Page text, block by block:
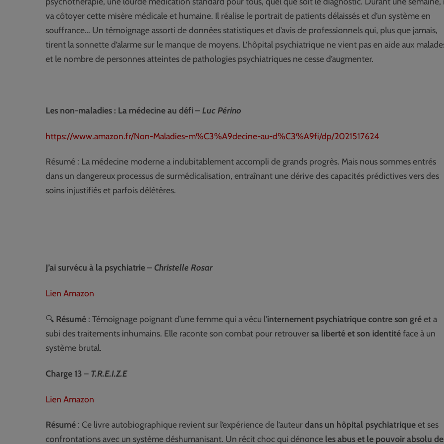
va côtoyer cette misère médicale et humaine. Il réalise le portrait de patients délaissés et d’un système en
souffrance… Un témoignage assorti de données statistiques et d’avis de professionnels qui, plus que jamais,
tirent la sonnette d’alarme sur le manque de moyens. L’hôpital psychiatrique ne vient pas en aide aux
et le nombre de personnes atteintes de pathologies psychiatriques ne cesse d’augmenter.
Les non-maladies : La médecine au défi –Luc Périno
https://www.amazon.fr/Non-Maladies-m%C3%A9decine-au-d%C3%A9fi/dp/2021517624
Résumé : La médecine moderne a indubitablement accompli de grands progrès. Mais nous sommes entrés
dans un dangereux processus de surmédicalisation, entraînant une dérive des capacités prédictives vers des
soins injustifiés et parfois délétères.
J’ai survécu à la psychiatrie – Christelle Rosar
Lien Amazon
🔍 Résumé : Témoignage poignant d’une femme qui a vécu l’internement psychiatrique contre son gréet a
subi des traitements inhumains. Elle raconte son combat pour retrouversa liberté et son identitéface à un
système brutal.
Charge 13 – T.R.E.I.Z.E
Lien Amazon
Résumé : Ce livre autobiographique revient sur l’expérience de l’auteurdans un hôpital psychiatriqueet ses
confrontations avec un système déshumanisant. Un récit choc qui dénonce les abus et le pouvoir absolu